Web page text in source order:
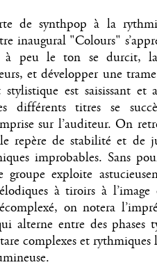
de synthpop à la
inaugural "Colours"
à peu le ton se durcit,
et développer une
est saisissant
différents titres se
sur l’auditeur. On
repère de stabilité et de
improbables. Sans
exploite
à tiroirs à
on notera
alterne entre des
complexes et